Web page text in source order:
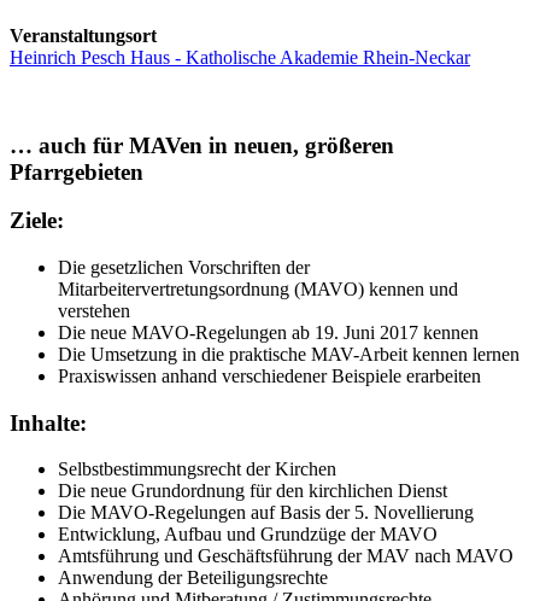
Veranstaltungsort
Heinrich Pesch Haus - Katholische Akademie Rhein-Neckar
… auch für MAVen in neuen, größeren
Pfarrgebieten
Ziele:
Die gesetzlichen Vorschriften der
Mitarbeitervertretungsordnung (MAVO) kennen und
verstehen
Die neue MAVO-Regelungen ab 19. Juni 2017 kennen
Die Umsetzung in die praktische MAV-Arbeit kennen lernen
Praxiswissen anhand verschiedener Beispiele erarbeiten
Inhalte:
Selbstbestimmungsrecht der Kirchen
Die neue Grundordnung für den kirchlichen Dienst
Die MAVO-Regelungen auf Basis der 5. Novellierung
Entwicklung, Aufbau und Grundzüge der MAVO
Amtsführung und Geschäftsführung der MAV nach MAVO
Anwendung der Beteiligungsrechte